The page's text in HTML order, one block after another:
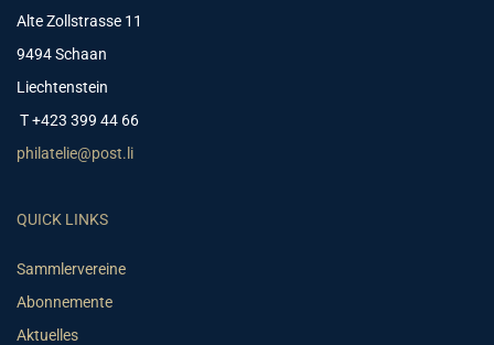
Alte Zollstrasse 11
9494 Schaan
Liechtenstein
T +423 399 44 66
philatelie@post.li
QUICK LINKS
Sammlervereine
Abonnemente
Aktuelles